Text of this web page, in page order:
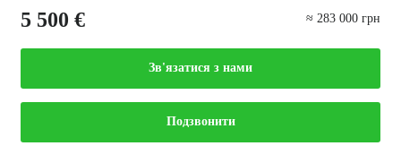
5 500 € ≈ 283 000 грн
Зв'язатися з нами
Подзвонити